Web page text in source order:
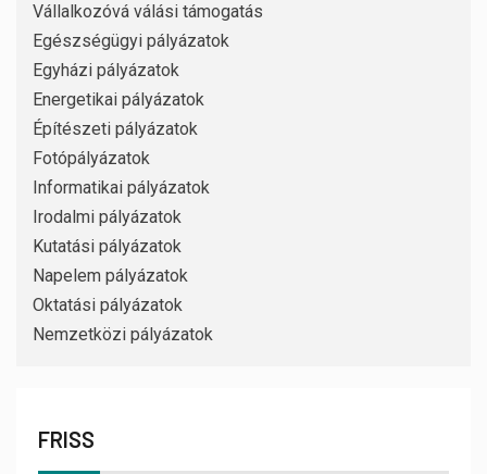
Vállalkozóvá válási támogatás
Egészségügyi pályázatok
Egyházi pályázatok
Energetikai pályázatok
Építészeti pályázatok
Fotópályázatok
Informatikai pályázatok
Irodalmi pályázatok
Kutatási pályázatok
Napelem pályázatok
Oktatási pályázatok
Nemzetközi pályázatok
FRISS